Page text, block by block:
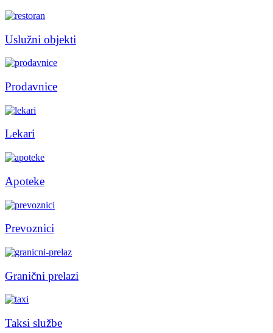
Uslužni objekti
Prodavnice
Lekari
Apoteke
Prevoznici
Granični prelazi
Taksi službe